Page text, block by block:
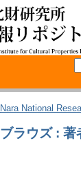
Nara National
ブラウズ :